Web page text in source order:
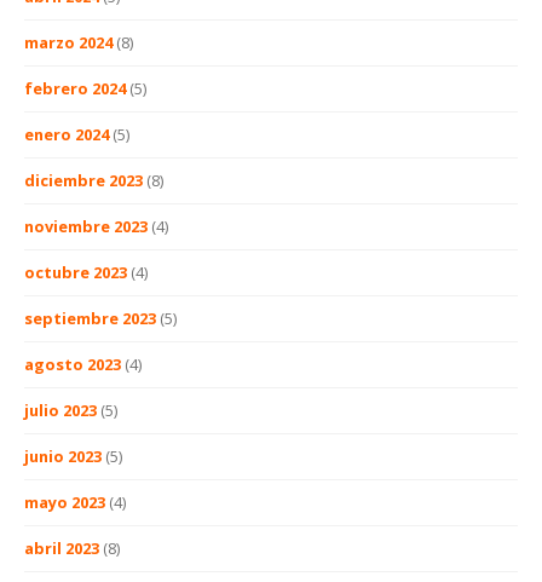
marzo 2024(8)
febrero 2024(5)
enero 2024(5)
diciembre 2023 (8)
noviembre 2023 (4)
octubre 2023 (4)
septiembre 2023 (5)
agosto 2023 (4)
julio 2023 (5)
junio 2023 (5)
mayo 2023 (4)
abril 2023 (8)